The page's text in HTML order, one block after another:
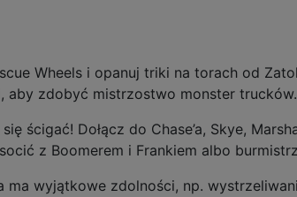
Wheels i opanuj triki na torach od
aby zdobyć mistrzostwo monster trucków.
ścigać! Dołącz do Chase’a, Skye,
z Boomerem i Frankiem albo
wyjątkowe zdolności, np.